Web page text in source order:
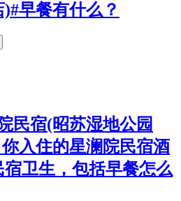
早餐有什么？
民宿(昭苏湿地公园
入住的星澜院民宿酒
宿卫生，包括早餐怎么